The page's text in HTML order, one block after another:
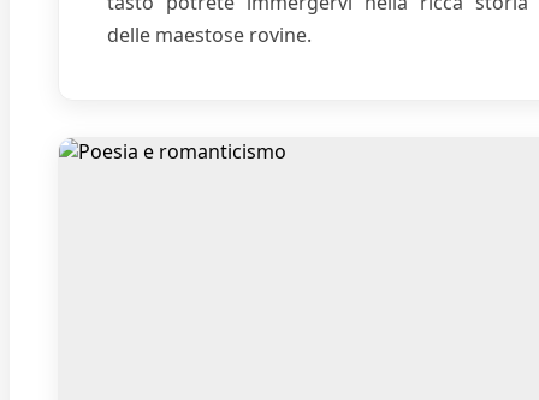
delle maestose rovine.